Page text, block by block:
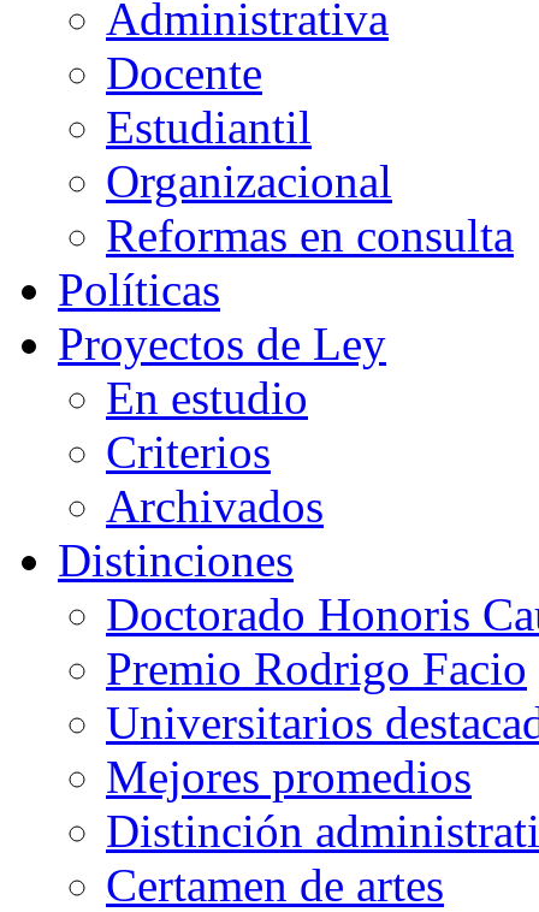
Administrativa
Docente
Estudiantil
Organizacional
Reformas en consulta
Políticas
Proyectos de Ley
En estudio
Criterios
Archivados
Distinciones
Doctorado Honoris
Premio Rodrigo Facio
Universitarios
Mejores promedios
Distinción
Certamen de artes